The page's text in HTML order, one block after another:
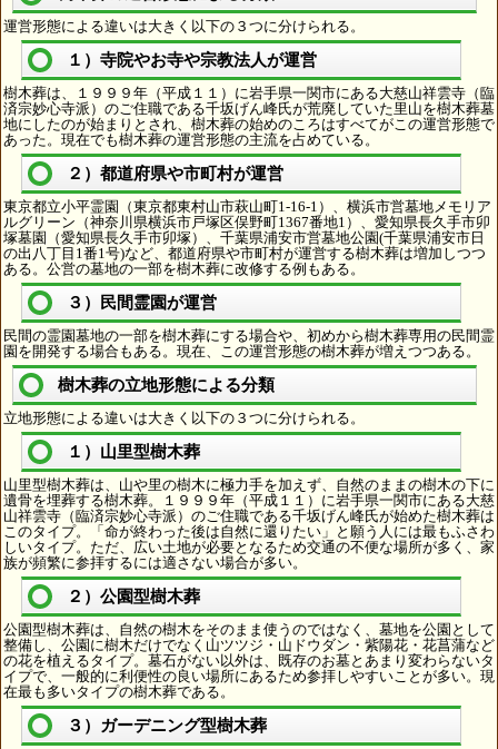
運営形態による違いは大きく以下の３つに分けられる。
１）寺院やお寺や宗教法人が運営
樹木葬は、１９９９年（平成１１）に岩手県一関市にある大慈山祥雲寺（臨
済宗妙心寺派）のご住職である千坂げん峰氏が荒廃していた里山を樹木葬墓
地にしたのが始まりとされ、樹木葬の始めのころはすべてがこの運営形態で
あった。現在でも樹木葬の運営形態の主流を占めている。
２）都道府県や市町村が運営
東京都立小平霊園（東京都東村山市萩山町1-16-1）、横浜市営墓地メモリア
ルグリーン（神奈川県横浜市戸塚区俣野町1367番地1）、愛知県長久手市卯
塚墓園（愛知県長久手市卯塚）、千葉県浦安市営墓地公園(千葉県浦安市日
の出八丁目1番1号)など、都道府県や市町村が運営する樹木葬は増加しつつ
ある。公営の墓地の一部を樹木葬に改修する例もある。
３）民間霊園が運営
民間の霊園墓地の一部を樹木葬にする場合や、初めから樹木葬専用の民間霊
園を開発する場合もある。現在、この運営形態の樹木葬が増えつつある。
樹木葬の立地形態による分類
立地形態による違いは大きく以下の３つに分けられる。
１）山里型樹木葬
山里型樹木葬は、山や里の樹木に極力手を加えず、自然のままの樹木の下に
遺骨を埋葬する樹木葬。１９９９年（平成１１）に岩手県一関市にある大慈
山祥雲寺（臨済宗妙心寺派）のご住職である千坂げん峰氏が始めた樹木葬は
このタイプ。「命が終わった後は自然に還りたい」と願う人には最もふさわ
しいタイプ。ただ、広い土地が必要となるため交通の不便な場所が多く、家
族が頻繁に参拝するには適さない場合が多い。
２）公園型樹木葬
公園型樹木葬は、自然の樹木をそのまま使うのではなく、墓地を公園として
整備し、公園に樹木だけでなく山ツツジ・山ドウダン・紫陽花・花菖蒲など
の花を植えるタイプ。墓石がない以外は、既存のお墓とあまり変わらないタ
イプで、一般的に利便性の良い場所にあるため参拝しやすいことが多い。現
在最も多いタイプの樹木葬である。
３）ガーデニング型樹木葬